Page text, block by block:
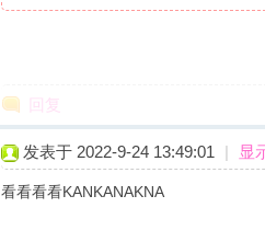
回复
发表于 2022-9-24 13:49:01 | 显
看看看看KANKANAKNA